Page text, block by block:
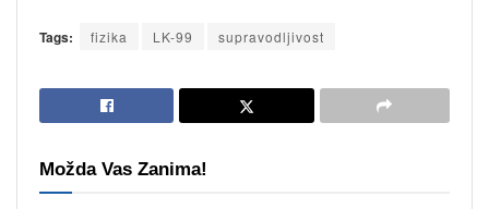
Tags: fizika LK-99 supravodljivost
Možda Vas Zanima!